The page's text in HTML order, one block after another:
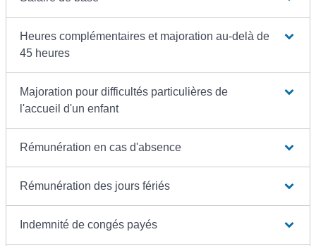
Heures complémentaires et majoration au-delà de
45 heures
Majoration pour difficultés particulières de
l'accueil d'un enfant
Rémunération en cas d'absence
Rémunération des jours fériés
Indemnité de congés payés